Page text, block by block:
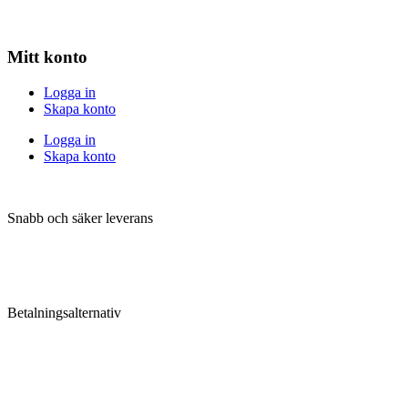
Mitt konto
Logga in
Skapa konto
Logga in
Skapa konto
Snabb och säker leverans
Betalningsalternativ